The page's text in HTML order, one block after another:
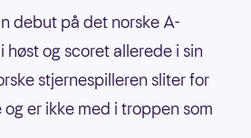
debut på det norske A-
og scoret allerede i sin
stjernespilleren sliter for
er ikke med i troppen som